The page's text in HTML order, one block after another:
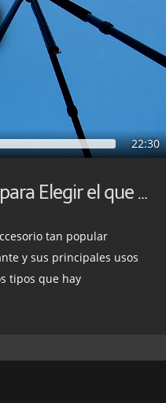
22:30
Trípodes: La Guía Completa para Elegir el que Necesitas
tan popular
y sus principales usos
tipos que hay